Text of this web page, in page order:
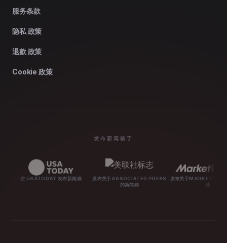
服务条款
隐私 政策
退款 政策
Cookie 政策
发布新闻稿于
在 USATODAY 发布新闻稿
发布关于ASSOCIATED PRESS
发布关于MARKETWATCH的新闻